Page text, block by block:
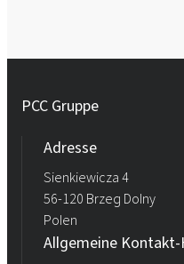
PCC Gruppe
Adresse
Sienkiewicza 4
56-120 Brzeg Dolny
Polen
Allgemeine Kontakt-